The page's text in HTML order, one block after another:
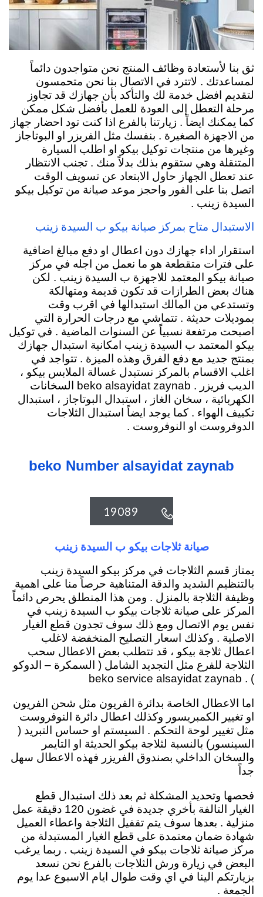
ثق بنا لأستعادة وظائف المنتج نحن متواجدون دائماً
لمساعدتك . لاتترد في الاتصال بنا نحن متحمسون
لتقديم افضل خدمة لك والتأكد بأن جهازك قد تجاوز
مرحلة التعطل إلى العودة للعمل بأفضل شكل ممكن
كما يمكنك ايضاً . زيارتنا بالفرع اذا كنت تود احضار جهاز
من الاجهزة الصغيرة . بنفسك مثل الفريزر او البوتاجاز
وغيرها من منتجات توكيل بيكو او اطلب السيارة
المتنقلة وهي ستقوم بذلك بدلاً منك . تجنب الانتظار
عند تعطل الجهاز حاول الابتعاد عن تسويف الوقت
اتصل بنا على الفور واحجز موعد صيانة من توكيل بيكو
السيدة زينب .
الاستبدال متاح بمركز صيانة بيكو ب السيدة زينب
استقرار اداء جهازك دون اعطال او دفع مبالغ اضافية
على فترات متقطعة هو ما نعمل من اجله في مركز
صيانة بيكو المعتمد للاجهزة ب السيدة زينب . لكن
هناك بعض الطرازات قد تكون قديمة ومتهالكة
وتستدعي من المالك استبدالها في اقرب وقت
بموديلات حديثة . تتماشي مع درجات الحرارة التي
اصبحت مرتفعة نسبياً عن السنوات الماضية . في توكيل
بيكو المعتمد ب السيدة زينب امكانية استبدال جهازك
بمنتج جديد مع دفع الفرق وهذه الميزة . تتواجد في
اغلب الاقسام بالمركز نستبدل غسالة الملابس بيكو ،
الديب فريزر .
beko alsayidat zaynab السخانات
الكهربائية ، سخان الغاز ، استبدال البوتاجاز ، استبدال
تكييف الهواء . كما يوجد ايضاً استبدال الثلاجات
الدوفروست او النوفروست .
beko Number alsayidat zaynab

19089
صيانة ثلاجات بيكو ب السيدة زينب
يمتاز قسم الثلاجات في مركز بيكو السيدة زينب
بالتنظيم الشديد والدقة المتناهية حرصاً منا على اهمية
وظيفة الثلاجة بالمنزل . ومن هذا المنطلق يحرص دائماً
المركز على صيانة ثلاجات بيكو ب السيدة زينب في
نفس يوم الاتصال ومع ذلك سوف تجدون قطع الغيار
الاصلية . وكذلك اسعار التصليح المنخفضة لاغلب
اعطال ثلاجة بيكو ، قد تتطلب بعض الاعطال سحب
الثلاجة للفرع مثل التجديد الشامل ( السمكرة – الدوكو
) . beko service alsayidat zaynab
اما الاعطال الخاصة بدائرة الفريون مثل شحن الفريون
او تغيير الكمبريسور وكذلك اعطال دائرة النوفروست
مثل تغيير لوحة التحكم . السيستم او حساس التبريد (
السينسور) بالنسبة لثلاجة بيكو الحديثة او التايمر
والسخان الداخلي بصندوق الفريزر فهذه الاعطال سهل
جداً
فحصها وتحديد المشكلة ثم بعد ذلك استبدال قطع
الغيار التالفة بأخري جديدة في غضون 120 دقيقة عمل
منزلية . بعدها سوف يتم تقفيل الثلاجة واعطاء العميل
شهادة ضمان معتمدة على قطع الغيار المستبدلة من
مركز صيانة ثلاجات بيكو في السيدة زينب . ربما يرغب
البعض في زيارة ورش الثلاجات بالفرع نحن نسعد
بزيارتكم الينا في اي وقت طوال ايام الاسبوع عدا يوم
الجمعة .